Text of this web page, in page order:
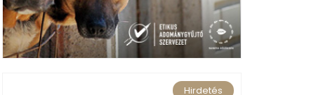
Hirdetés